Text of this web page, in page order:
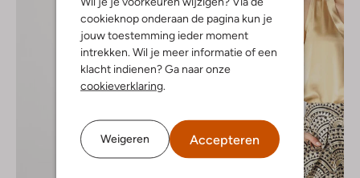
cookieknop onderaan de pagina kun je
jouw toestemming ieder moment
intrekken. Wil je meer informatie of een
klacht indienen? Ga naar onze
cookieverklaring
Weigeren Accepteren